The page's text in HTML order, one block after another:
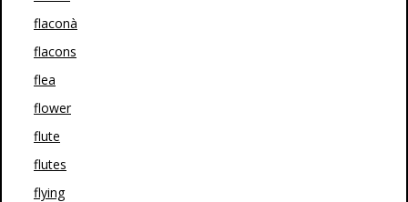
flaconà
flacons
flea
flower
flute
flutes
flying